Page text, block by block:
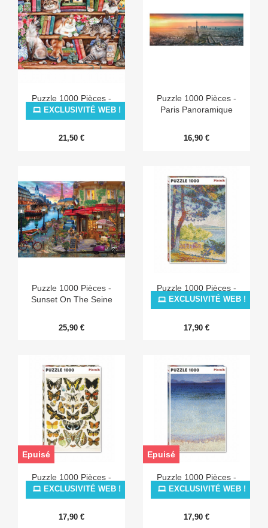
Puzzle 1000 Pièces -
Puss Back In Books
21,50 €
EXCLUSIVITÉ WEB !
Puzzle 1000 Pièces -
Paris Panoramique
16,90 €
Puzzle 1000 Pièces -
Sunset On The Seine
25,90 €
Puzzle 1000 Pièces -
Cross - Pardigon
17,90 €
EXCLUSIVITÉ WEB !
Puzzle 1000 Pièces -
Millot - Papillons
17,90 €
EXCLUSIVITÉ WEB !
Epuisé
Puzzle 1000 Pièces -
Cross - Les Îles Dorées
17,90 €
EXCLUSIVITÉ WEB !
Epuisé